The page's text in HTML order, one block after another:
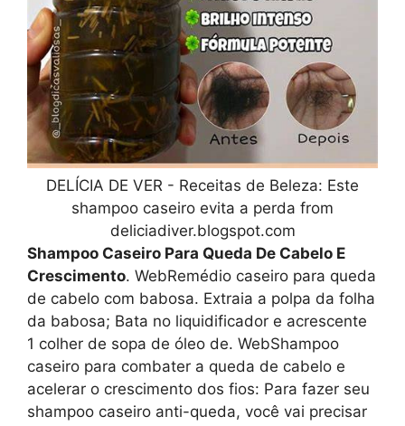
DELÍCIA DE VER - Receitas de Beleza: Este
shampoo caseiro evita a perda from
deliciadiver.blogspot.com
Shampoo Caseiro Para Queda De Cabelo E
Crescimento. WebRemédio caseiro para queda
de cabelo com babosa. Extraia a polpa da folha
da babosa; Bata no liquidificador e acrescente
1 colher de sopa de óleo de. WebShampoo
caseiro para combater a queda de cabelo e
acelerar o crescimento dos fios: Para fazer seu
shampoo caseiro anti-queda, você vai precisar